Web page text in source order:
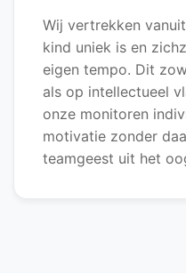
Wij vertrekken
kind uniek is en
eigen tempo. Dit
als op intellectueel
onze monitoren
motivatie zonder
teamgeest uit het